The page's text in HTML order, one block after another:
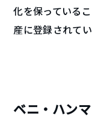
化を保っている
産に登録されてい
ベニ・ハン